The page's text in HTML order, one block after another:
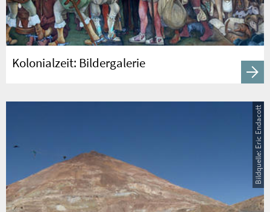
Kolonialzeit: Bildergalerie
Bildquelle: Eric Endacott